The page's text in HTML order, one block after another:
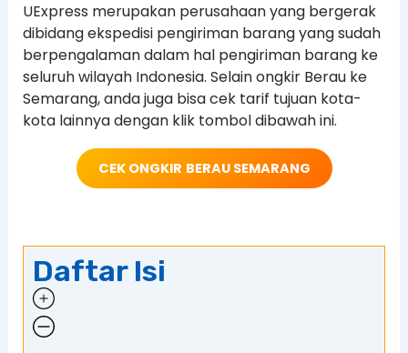
UExpress merupakan perusahaan yang bergerak
dibidang ekspedisi pengiriman barang yang sudah
berpengalaman dalam hal pengiriman barang ke
seluruh wilayah Indonesia. Selain ongkir Berau ke
Semarang, anda juga bisa cek tarif tujuan kota-
kota lainnya dengan klik tombol dibawah ini.
CEK ONGKIR BERAU SEMARANG
Daftar Isi